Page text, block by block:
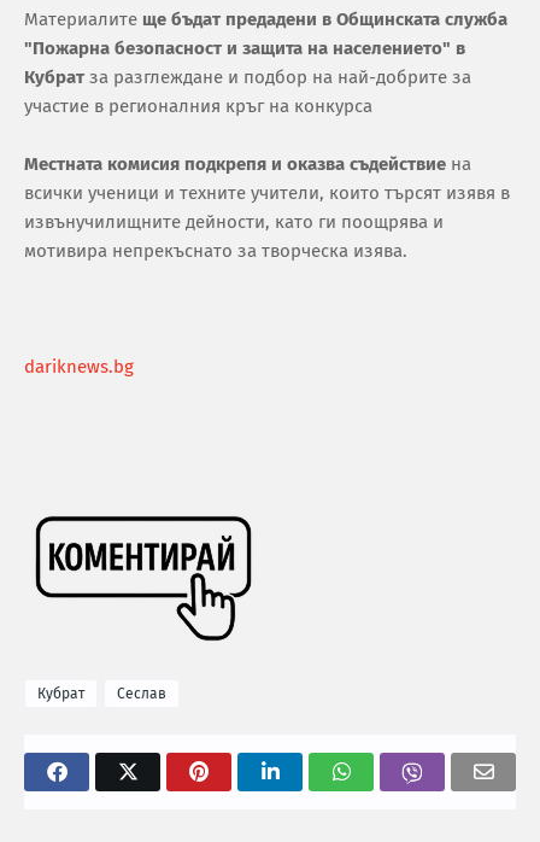
Материалите ще бъдат предадени в Общинската служба
"Пожарна безопасност и защита на населението" в
Кубрат за разглеждане и подбор на най-добрите за
участие в регионалния кръг на конкурса
Местната комисия подкрепя и оказва съдействие на
всички ученици и техните учители, които търсят изявя в
извънучилищните дейности, като ги поощрява и
мотивира непрекъснато за творческа изява.
dariknews.bg
Кубрат Сеслав